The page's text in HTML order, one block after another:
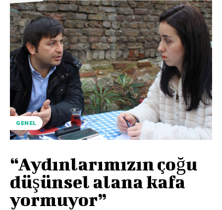
GENEL
“Aydınlarımızın çoğu
düşünsel alana kafa
yormuyor”